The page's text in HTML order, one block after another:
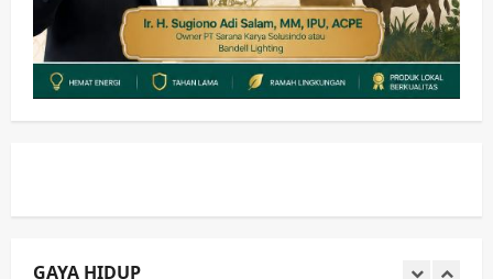
GAYA HIDUP
5
Hadir di Pengajian Qurrota A’yun,
Wabup Sidoarjo Minta Doa Jamaah
Agar Tetap Amanah Memimpin
wartanusa 4 Agustus 2026
Anugerah Utama Pertaruhkan